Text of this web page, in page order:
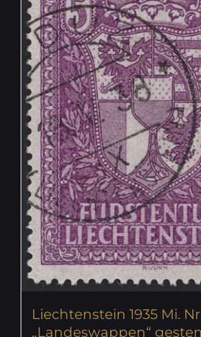
Liechtenstein 1935 Mi.
„Landeswappen“